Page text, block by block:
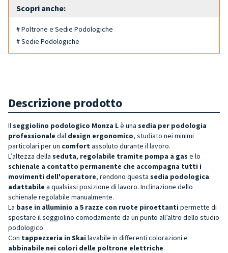
Scopri anche:
# Poltrone e Sedie Podologiche
# Sedie Podologiche
Descrizione prodotto
Il seggiolino podologico Monza Lè una sedia per podologia
professionale dal design ergonomico, studiato nei minimi
particolari per un comfort assoluto durante il lavoro.
L’altezza della seduta, regolabile tramite pompa a gas e lo
schienale a contatto permanente che accompagna tutti i
movimenti dell'operatore, rendono questa sedia podologica
adattabile a qualsiasi posizione di lavoro. Inclinazione dello
schienale regolabile manualmente.
La base in alluminio a 5 razze con ruote piroettanti permette di
spostare il seggiolino comodamente da un punto all’altro dello studio
podologico.
Con tappezzeria in Skai lavabile in differenti colorazioni e
abbinabile nei colori delle poltrone elettriche.